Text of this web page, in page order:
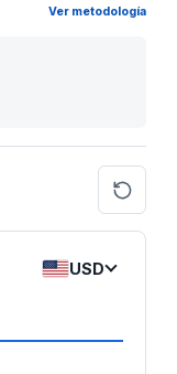
Ver metodología
USD